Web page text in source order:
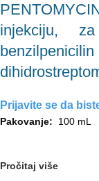
injekciju,
Prijavite se da
Pakovanje: 100 mL
Pročitaj više